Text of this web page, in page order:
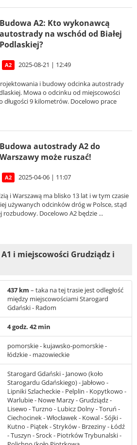
Budowa A2: Kto wykonawcą
autostrady na wschód od Białej
Podlaskiej?
A2 2025-08-21 | 12:49
i budowy odcinka autostrady
Mowa o odcinku od miejscowości
długości 9 kilometrów. Docelowo prace
Budowa autostrady A2 do
Warszawy może ruszać!
A2 2025-04-06 | 11:07
i Warszawą ma blisko 13 lat i w tym czasie
używanych odcinków dróg w Polsce, stąd
rozbudowy. Docelowo A2 będzie ...
A1 i miejscowości Grudziądz i
437 km – taka na tej trasie jest odległość
między miejscowościami Starogard
Gdański - Radom
4 godz. 42 min
pomorskie - kujawsko-pomorskie -
łódzkie - mazowieckie
Starogard Gdański - Janowo (koło
Starogardu Gdańskiego) - Jabłowo -
Lipniki Szlacheckie - Pelplin - Kopytkowo -
Warlubie - Nowe Marzy - Grudziądz -
Lisewo - Turzno - Lubicz Dolny - Toruń -
Ciechocinek - Włocławek - Kowal - Sójki -
Kutno - Piątek - Stryków - Brzeziny - Łódź
- Tuszyn - Srock - Piotrków Trybunalski -